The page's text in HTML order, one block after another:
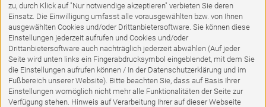
zu, durch Klick auf "Nur notwendige akzeptieren" verbieten Sie deren
Einsatz. Die Einwilligung umfasst alle vorausgewählten bzw. von Ihnen
ausgewählten Cookies und/oder Drittanbietersoftware. Sie können diese
Einstellungen jederzeit aufrufen und Cookies und/oder
Drittanbietersoftware auch nachträglich jederzeit abwählen (Auf jeder
Seite wird unten links ein Fingerabdrucksymbol eingeblendet, mit dem Sie
die Einstellungen aufrufen können / In der Datenschutzerklärung und im
Fußbereich unserer Website). Bitte beachten Sie, dass auf Basis Ihrer
Einstellungen womöglich nicht mehr alle Funktionalitäten der Seite zur
Verfügung stehen. Hinweis auf Verarbeitung Ihrer auf dieser Webseite